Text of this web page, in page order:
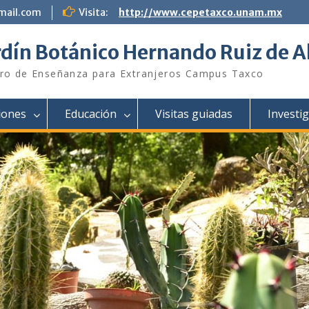
Visita: http://www.cepetaxco.unam.mx
Botánico Hernando Ruiz de
de Enseñanza para Extranjeros Campus Taxco
Educación Visitas guiadas